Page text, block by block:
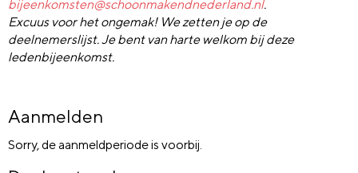
bijeenkomsten@schoonmakendnederland.nl.
Excuus voor het ongemak! We zetten je op de
deelnemerslijst. Je bent van harte welkom bij deze
ledenbijeenkomst.
Aanmelden
Sorry, de aanmeldperiode is voorbij.